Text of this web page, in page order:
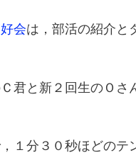
会は，部活の紹介と
君と新２回生のＯさ
１分３０秒ほどのテ